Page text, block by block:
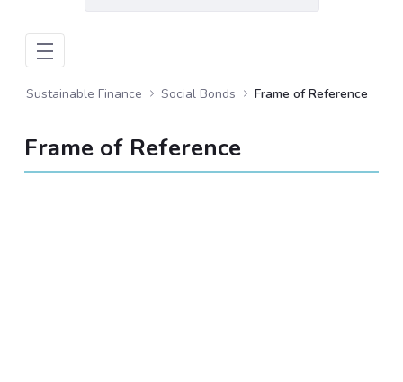
Sustainable Finance Social Bonds Frame of Reference
Frame of Reference